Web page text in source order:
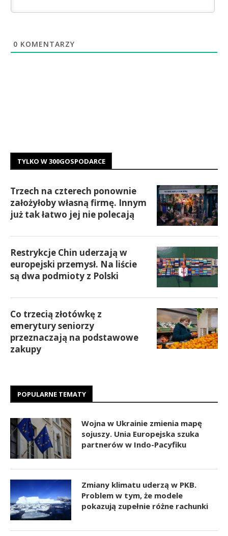
0 KOMENTARZY
TYLKO W 300GOSPODARCE
Trzech na czterech ponownie
założyłoby własną firmę. Innym
już tak łatwo jej nie polecają
Restrykcje Chin uderzają w
europejski przemysł. Na liście
są dwa podmioty z Polski
Co trzecią złotówkę z
emerytury seniorzy
przeznaczają na podstawowe
zakupy
POPULARNE TEMATY
Wojna w Ukrainie zmienia mapę
sojuszy. Unia Europejska szuka
partnerów w Indo-Pacyfiku
Zmiany klimatu uderzą w PKB.
Problem w tym, że modele
pokazują zupełnie różne rachunki